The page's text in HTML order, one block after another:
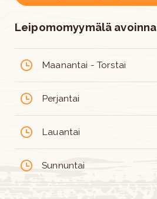
Leipomomyymälä avoinna
Maanantai - Torstai
Perjantai
Lauantai
Sunnuntai